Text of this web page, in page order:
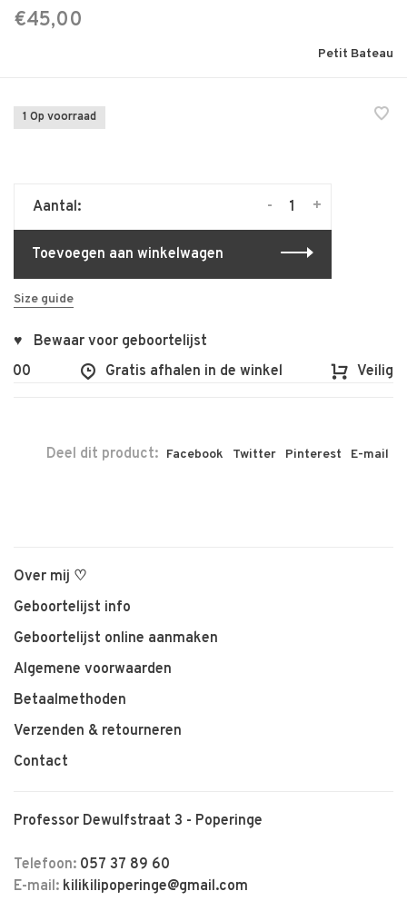
€45,00
Petit Bateau
1 Op voorraad
Aantal: +
-
Toevoegen aan winkelwagen
Size guide
♥ Bewaar voor geboortelijst
Gratis afhalen in de winkel Veilig en
Deel dit product: Facebook Twitter Pinterest E-mail
Over mij ♡
Geboortelijst info
Geboortelijst online aanmaken
Algemene voorwaarden
Betaalmethoden
Verzenden & retourneren
Contact
Professor Dewulfstraat 3 - Poperinge
Telefoon: 057 37 89 60
E-mail: kilikilipoperinge@gmail.com